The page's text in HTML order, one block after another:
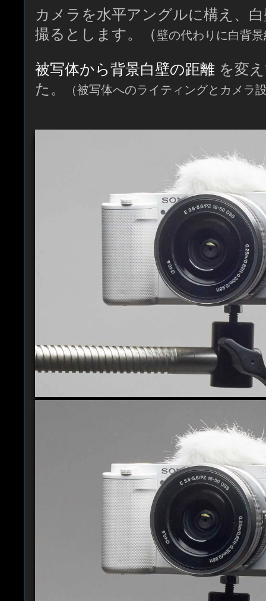
カメラを水平アングルに構え、
撮るとします。（ 壁の代わりに白背
被写体から背景白壁の距離 を変
た。
（被写体へのライティングとカメラ